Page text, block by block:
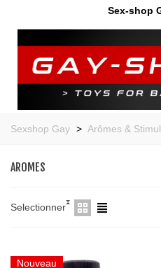
Sex-shop
Sexshop Gay > Arômes &
AROMES
Selectionner
Nouveau